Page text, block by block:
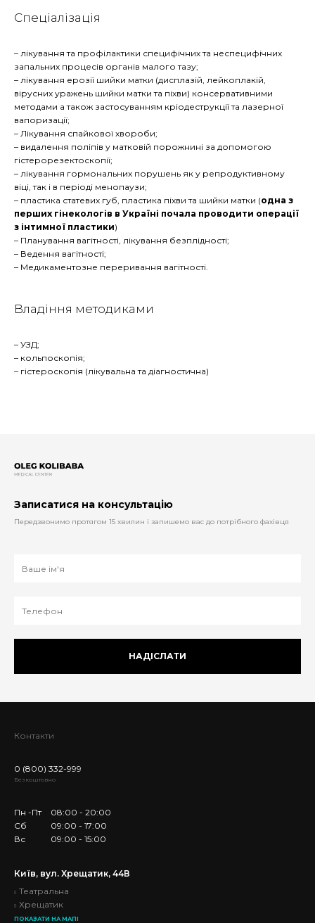
Спеціалізація
– лікування та профілактики специфічних та неспецифічних
запальних процесів органів малого тазу;
– лікування ерозії шийки матки (дисплазій, лейкоплакій,
вірусних уражень шийки матки та піхви) консервативними
методами а також застосуванням кріодеструкції та лазерної
вапоризації;
– Лікування спайкової хвороби;
– видалення поліпів у матковій порожнині за допомогою
гістерорезектоскопії;
– лікування гормональних порушень як у репродуктивному
віці, так і в періоді менопаузи;
– пластика статевих губ, пластика піхви та шийки матки (одна з
перших гінекологів в Україні почала проводити операції
з інтимної пластики)
– Планування вагітності, лікування безплідності;
– Ведення вагітності;
– Медикаментозне переривання вагітності.
Владіння методиками
– УЗД;
– кольпоскопія;
– гістероскопія (лікувальна та діагностична)
Записатися на консультацію
Передзвонимо протягом 15 хвилин і запишемо вас до потрібного фахівця
НАДІСЛАТИ
Контакти
0 (800) 332-999
Безкоштовно
Пн -Пт
08:00 - 20:00
Сб
09:00 - 17:00
Вс
09:00 - 15:00
Київ, вул. Хрещатик, 44В
Театральна
Хрещатик
ПОКАЗАТИ НА МАПІ